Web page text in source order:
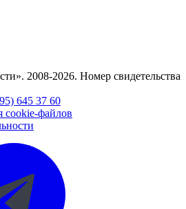
2008-2026. Номер свидетельства
645 37 60
cookie-файлов